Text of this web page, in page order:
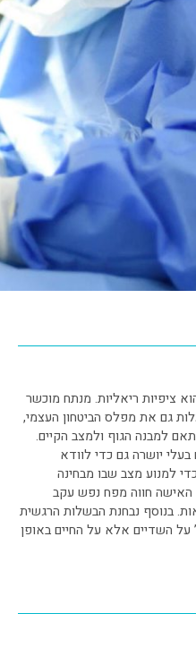
ציפיות ריאליות. מנתח מוכשר
גם את מפלס הביטחון העצמי,
למבנה הגוף ולמצב הקיים.
יושרה גם כדי לוודא
למנוע מצב שבו מבחינה
האישה חווה מפח נפש עקב
בנוסף נבחנת הבשלות הרגשית
השדיים אלא על החיים באופן